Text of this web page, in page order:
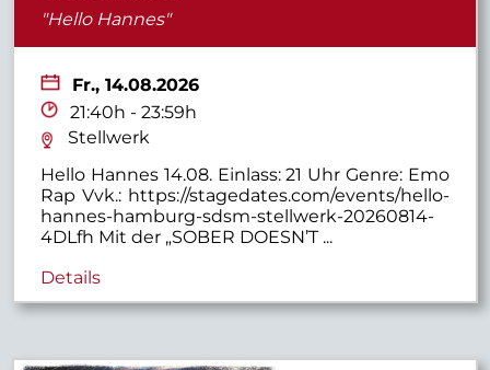
"Hello Hannes"
Fr.,14.08.2026
21:40h - 23:59h
Stellwerk
Hello Hannes 14.08. Einlass: 21 Uhr Genre: Emo
Rap Vvk.: https://stagedates.com/events/hello-
hannes-hamburg-sdsm-stellwerk-20260814-
4DLfh Mit der „SOBER DOESN’T ...
Details